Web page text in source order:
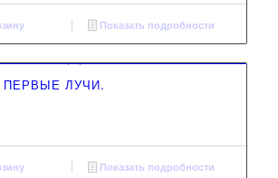
Показать подробности
ПЕРВЫЕ ЛУЧИ.
Показать подробности